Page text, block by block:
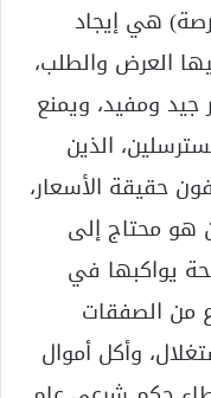
هي إيجاد
العرض والطلب،
جيد ومفيد، ويمنع
الذين
حقيقة الأسعار،
هو محتاج إلى
يواكبها في
من الصفقات
وأكل أموال